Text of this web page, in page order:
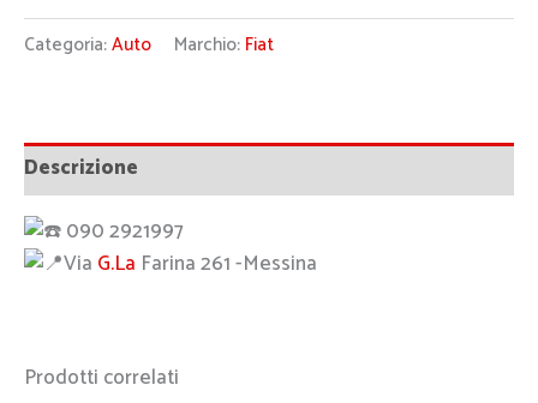
Categoria:Auto Marchio: Fiat
Descrizione
090 2921997
Via G.La Farina 261 -Messina
Prodotti correlati